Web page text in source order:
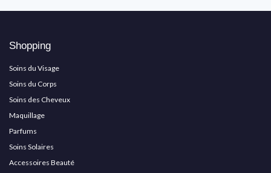
Shopping
Soins du Visage
Soins du Corps
Soins des Cheveux
Maquillage
Parfums
Soins Solaires
Accessoires Beauté